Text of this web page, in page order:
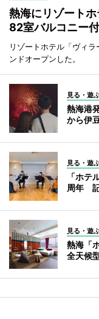
熱海にリゾート
82室バルコニー
リゾートホテル「ヴィ
ンドオープンした。
見る・遊
熱海港
から伊
見る・遊
「ホテ
周年
見る・遊
熱海「
全天候